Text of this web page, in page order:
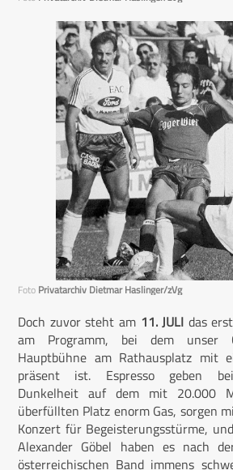
Foto Privatarchiv Dietmar Haslinger/zVg
Doch zuvor steht am 11. JULI das
am Programm, bei dem unser
Hauptbühne am Rathausplatz mit
präsent ist. Espresso geben
Dunkelheit auf dem mit 20.000
überfüllten Platz enorm Gas, sorgen
Konzert für Begeisterungsstürme,
Alexander Göbel haben es nach
österreichischen Band immens